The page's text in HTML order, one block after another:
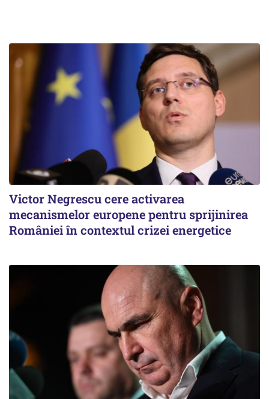
Victor Negrescu cere activarea
mecanismelor europene pentru sprijinirea
României în contextul crizei energetice